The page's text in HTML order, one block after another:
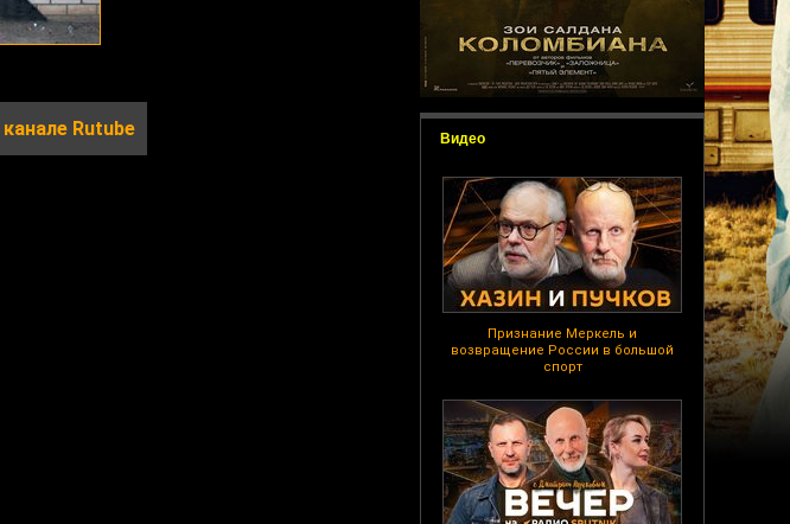
Видео
Признание Меркель и
возвращение России в большой
спорт
канале Rutube